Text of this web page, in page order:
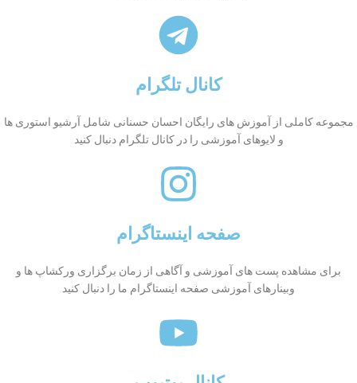
کانال تلگرام
مجموعه کاملی از آموزش های رایگان احسان حسنانی شامل آرشیو استوری ها
و لایوهای آموزشی را در کانال تلگرام دنبال کنید
صفحه اینستاگرام
برای مشاهده پست های آموزشی و آگاهی از زمان برگزاری ورکشاپ ها و
وبینارهای آموزشی صفحه اینستاگرام ما را دنبال کنید